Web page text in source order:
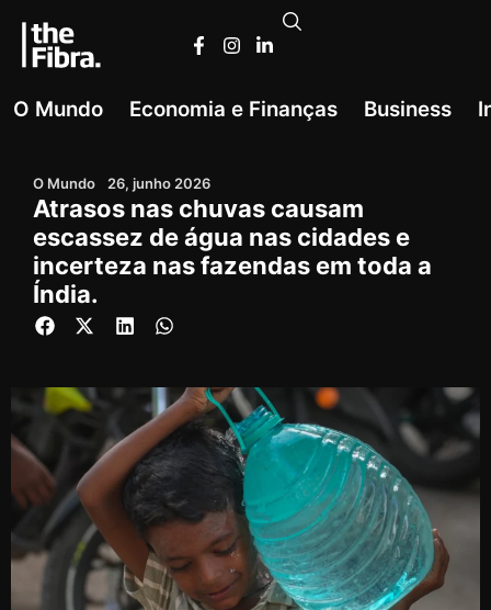
O Mundo Economia e Finanças Business
O Mundo 26, junho 2026
Atrasos nas chuvas causam
escassez de água nas cidades e
incerteza nas fazendas em toda a
Índia.